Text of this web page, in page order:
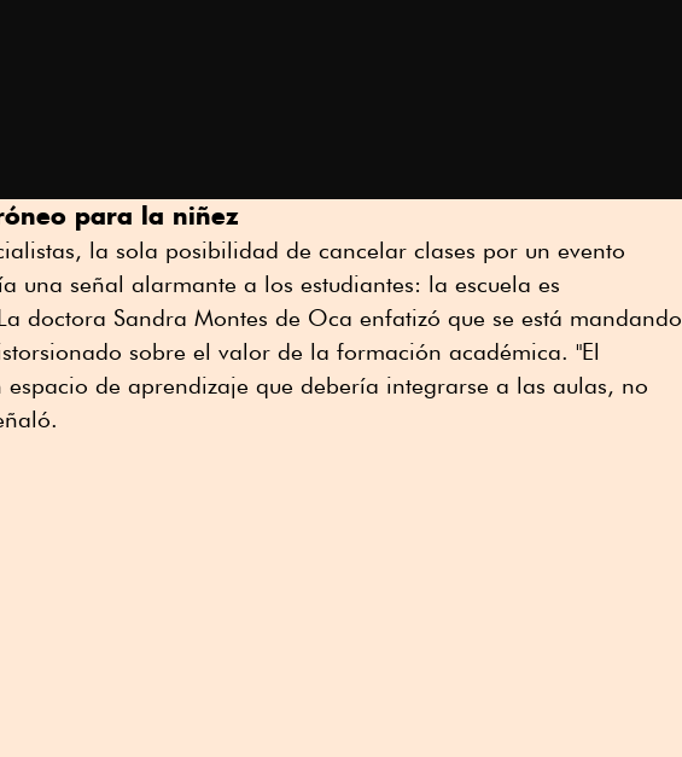
para la niñez
la sola posibilidad de cancelar clases por un evento
una señal alarmante a los estudiantes: la escuela es
doctora Sandra Montes de Oca enfatizó que se está mandando
sobre el valor de la formación académica. "El
espacio de aprendizaje que debería integrarse a las aulas, no